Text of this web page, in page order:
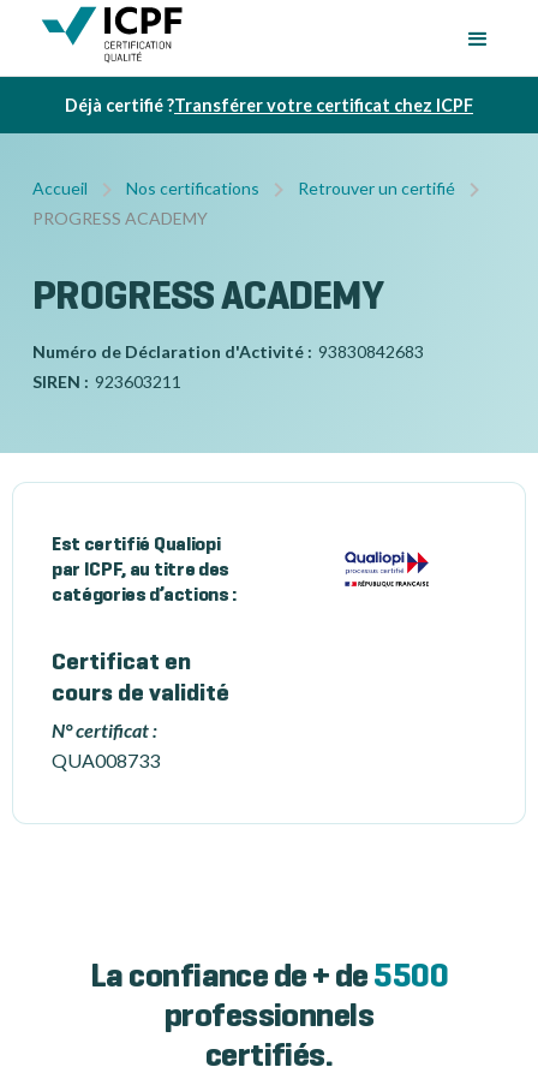
Déjà certifié ?Transférer votre certificat chez ICPF
Accueil Nos certifications
Retrouver un certifié
PROGRESS ACADEMY
PROGRESS ACADEMY
Numéro de Déclaration d'Activité : 93830842683
SIREN : 923603211
Est certifié Qualiopi
par ICPF, au titre des
catégories d’actions :
Certificat en
cours de validité
N° certificat :
QUA008733
La confiance de + de 5500
professionnels
certifiés.